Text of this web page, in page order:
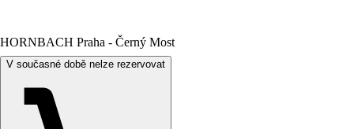
HORNBACH Praha - Černý Most
V současné době nelze rezervovat